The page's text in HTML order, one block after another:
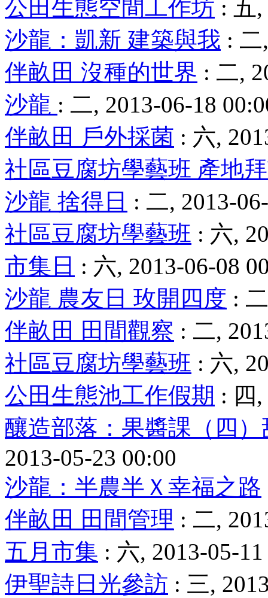
公田生態空間工作坊 : 五,
沙龍：凱新 建築與我 : 二
伴畝田 沒種的世界 : 二,
沙龍 : 二, 2013-06-18
伴畝田 戶外採菌 : 六,
社區豆腐坊學藝班 產地
沙龍 捨得日 : 二, 2013-
社區豆腐坊學藝班 : 六,
市集日 : 六, 2013-06-08
沙龍 農友日 玫開四度 :
伴畝田 田間觀察 : 二,
社區豆腐坊學藝班 : 六,
公田生態池工作假期 : 四,
釀造部落：果醬課（四
2013-05-23 00:00
沙龍：半農半Ｘ幸福之路
伴畝田 田間管理 : 二,
五月市集 : 六, 2013-05-
伊聖詩日光參訪 : 三,